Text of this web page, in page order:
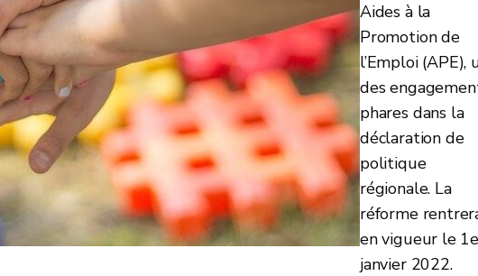
Aides à la
Promotion de
l’Emploi (APE),
des
phares dans la
déclaration de
politique
régionale. La
réforme
en vigueur le
janvier 2022.